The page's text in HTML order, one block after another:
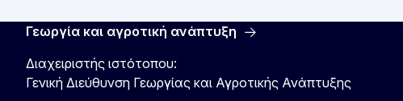
Γεωργία και αγροτική ανάπτυξη
Διαχειριστής ιστότοπου:
Γενική Διεύθυνση Γεωργίας και Αγροτικής Ανάπτυξης